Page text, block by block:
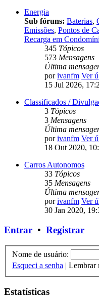
Energia
Sub fóruns: Baterias,
Emissões, Pontos de
Recarga em
345 Tópicos
573 Mensagens
Última
porivanfm Ver
15 Jul 2026,
Classificados /
3 Tópicos
3 Mensagens
Última
porivanfm Ver
18 Out 2020,
Carros Autonomos
33 Tópicos
35 Mensagens
Última
porivanfm Ver
30 Jan 2020,
Entrar • Registrar
Nome de usuário:
Esqueci a senha | Lembrar
Estatísticas